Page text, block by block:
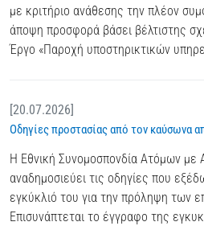
με κριτήριο ανάθεσης την πλέον
άποψη προσφορά βάσει βέλτιστης
Έργο «Παροχή υποστηρικτικών
[20.07.2026]
Οδηγίες προστασίας από τον καύσωνα
Η Εθνική Συνομοσπονδία Ατόμων με
αναδημοσιεύει τις οδηγίες που
εγκύκλιό του για την πρόληψη των
Επισυνάπτεται το έγγραφο της